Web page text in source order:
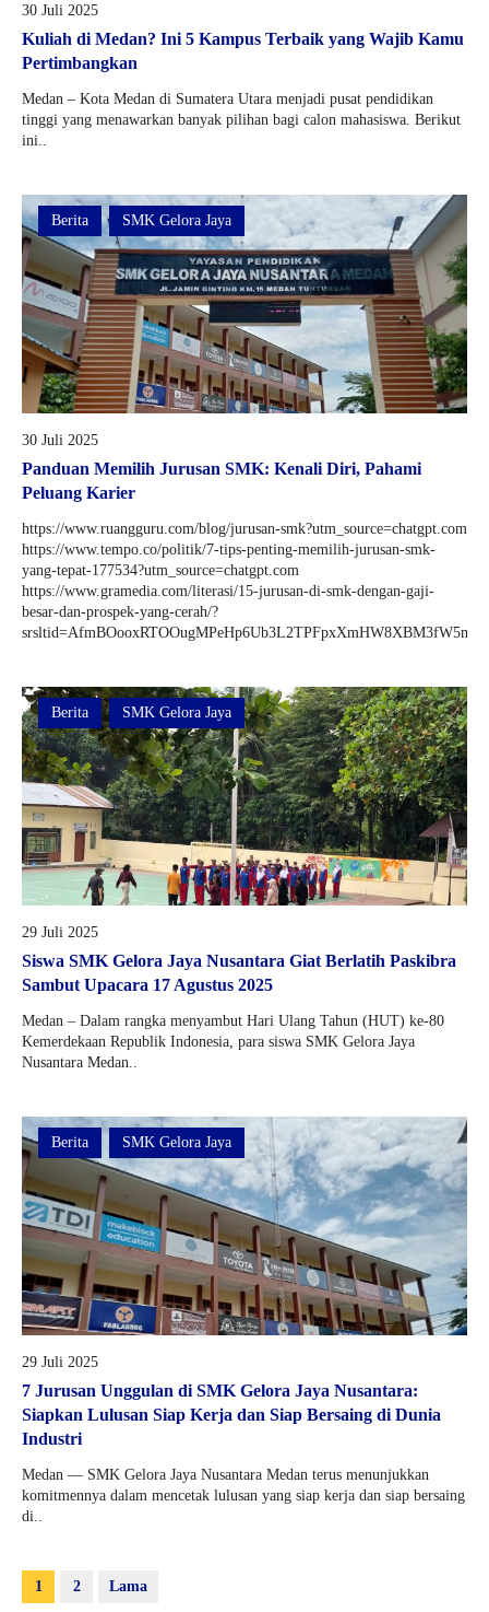
30 Juli 2025
Kuliah di Medan? Ini 5 Kampus Terbaik yang Wajib Kamu
Pertimbangkan
Medan – Kota Medan di Sumatera Utara menjadi pusat pendidikan
tinggi yang menawarkan banyak pilihan bagi calon mahasiswa. Berikut
ini..
Berita SMK Gelora Jaya
30 Juli 2025
Panduan Memilih Jurusan SMK: Kenali Diri, Pahami
Peluang Karier
https://www.ruangguru.com/blog/jurusan-smk?utm_source=chatgpt.com
https://www.tempo.co/politik/7-tips-penting-memilih-jurusan-smk-
yang-tepat-177534?utm_source=chatgpt.com
https://www.gramedia.com/literasi/15-jurusan-di-smk-dengan-gaji-
besar-dan-prospek-yang-cerah/?
Berita SMK Gelora Jaya
29 Juli 2025
Siswa SMK Gelora Jaya Nusantara Giat Berlatih Paskibra
Sambut Upacara 17 Agustus 2025
Medan – Dalam rangka menyambut Hari Ulang Tahun (HUT) ke-80
Kemerdekaan Republik Indonesia, para siswa SMK Gelora Jaya
Nusantara Medan..
Berita SMK Gelora Jaya
29 Juli 2025
7 Jurusan Unggulan di SMK Gelora Jaya Nusantara:
Siapkan Lulusan Siap Kerja dan Siap Bersaing di Dunia
Industri
Medan — SMK Gelora Jaya Nusantara Medan terus menunjukkan
komitmennya dalam mencetak lulusan yang siap kerja dan siap bersaing
di..
1 2 Lama